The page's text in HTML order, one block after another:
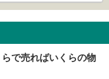
で売ればいくらの物